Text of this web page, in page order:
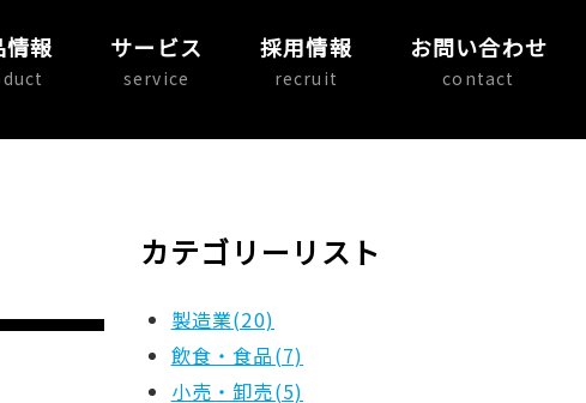
情報 サービス
service
採用情報
recruit
お問い合わせ
contact
カテゴリーリスト
製造業(20)
飲食・食品(7)
小売・卸売(5)